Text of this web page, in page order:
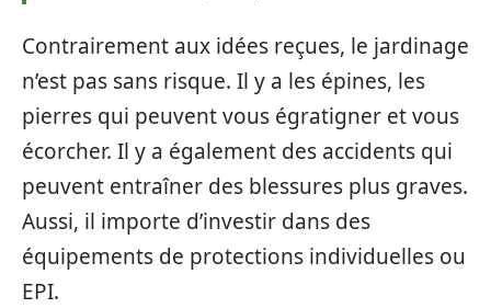
Contrairement aux idées reçues, le jardinage
n’est pas sans risque. Il y a les épines, les
pierres qui peuvent vous égratigner et vous
écorcher. Il y a également des accidents qui
peuvent entraîner des blessures plus graves.
Aussi, il importe d’investir dans des
équipements de protections individuelles ou
EPI.